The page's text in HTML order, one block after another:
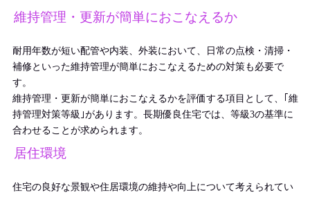
維持管理・更新が簡単におこなえるか
耐用年数が短い配管や内装、外装において、日常の点検・清掃・
補修といった維持管理が簡単におこなえるための対策も必要で
す。
維持管理・更新が簡単におこなえるかを評価する項目として、｢維
持管理対策等級｣があります。長期優良住宅では、等級3の基準に
合わせることが求められます。
居住環境
住宅の良好な景観や住居環境の維持や向上について考えられてい